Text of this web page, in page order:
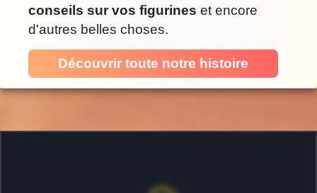
conseils sur vos figurines et encore
d'autres belles choses.
Découvrir toute notre histoire